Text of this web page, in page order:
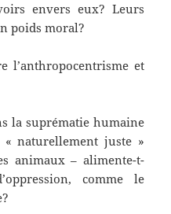
envers eux? Leurs
poids moral?
l’anthropocentrisme et
la suprématie humaine
« naturellement juste »
animaux – alimente-t-
comme le